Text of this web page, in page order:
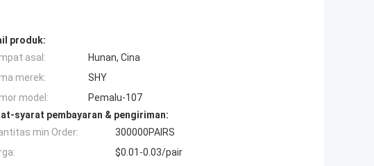
produk:
asal:
Hunan, Cina
merek:
SHY
model:
Pemalu-107
syarat pembayaran & pengiriman:
min Order:
300000PAIRS
$0.01-0.03/pair